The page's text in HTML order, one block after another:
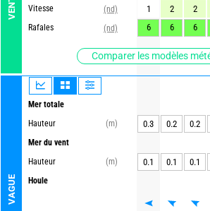
VENT
Vitesse
(nd)
Rafales
(nd)
Comparer les modèles
VAGUE
Mer totale
Hauteur
(m)
Mer du vent
Hauteur
(m)
Houle
1
2 2
6
6 6
0.3 0.2 0.2
0.1 0.1 0.1